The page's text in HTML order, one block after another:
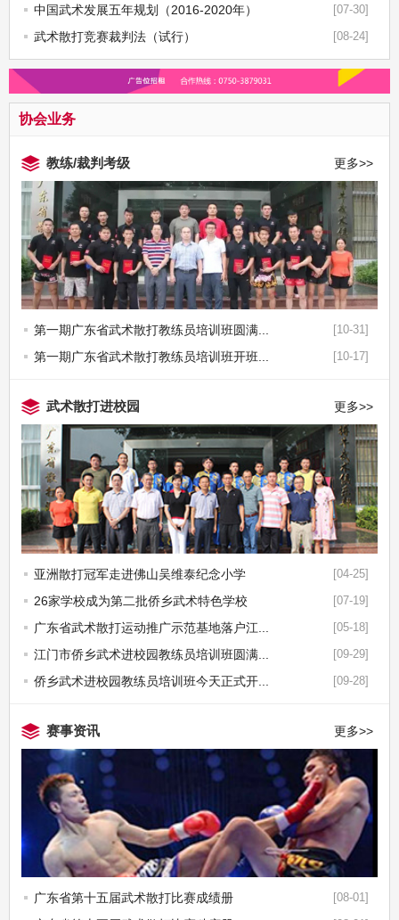
[07-30]
中国武术发展五年规划（2016-2020年）
[08-24]
武术散打竞赛裁判法（试行）
协会业务
更多>>
教练/裁判考级
[10-31]
第一期广东省武术散打教练员培训班圆满...
[10-17]
第一期广东省武术散打教练员培训班开班...
更多>>
武术散打进校园
[04-25]
亚洲散打冠军走进佛山吴维泰纪念小学
[07-19]
26家学校成为第二批侨乡武术特色学校
[05-18]
广东省武术散打运动推广示范基地落户江...
[09-29]
江门市侨乡武术进校园教练员培训班圆满...
[09-28]
侨乡武术进校园教练员培训班今天正式开...
更多>>
赛事资讯
[08-01]
广东省第十五届武术散打比赛成绩册